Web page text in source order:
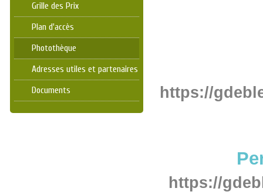
https://
https://
Grille des Prix
Plan d'accès
Photothèque
Adresses utiles et partenaires
Documents